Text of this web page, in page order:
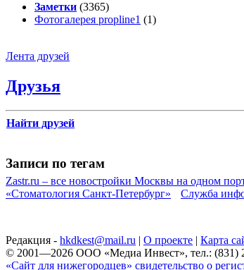
Заметки (3365)
Фотогалерея propline1 (1)
Лента друзей
Друзья
Найти друзей
Записи по тегам
Zastr.ru – все новостройки Москвы на одном
«Стоматология Санкт-Петербург»
Служба
Редакция - hkdkest@mail.ru | О проекте | Карта
© 2001—2026 ООО «Медиа Инвест», тел.: (831)
«Сайт для нижегородцев» свидетельство о